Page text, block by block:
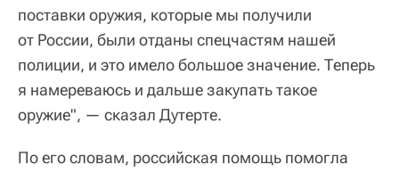
поставки оружия, которые мы получили
от России, были отданы спецчастям нашей
полиции, и это имело большое значение. Теперь
я намереваюсь и дальше закупать такое
оружие", — сказал Дутерте.
По его словам, российская помощь помогла